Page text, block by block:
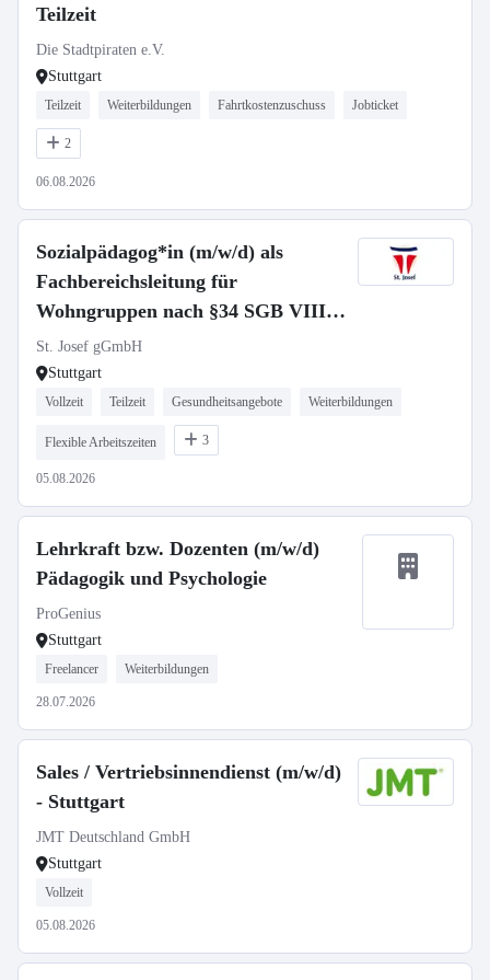
Teilzeit
Die Stadtpiraten e.V.
Stuttgart
Teilzeit Weiterbildungen Fahrtkostenzuschuss Jobticket
2
06.08.2026
Sozialpädagog*in (m/w/d) als
Fachbereichsleitung für
Wohngruppen nach §34 SGB VIII -
Vollzeit / Teilzeit
St. Josef gGmbH
Stuttgart
Vollzeit Teilzeit Gesundheitsangebote Weiterbildungen
Flexible Arbeitszeiten 3
05.08.2026
Lehrkraft bzw. Dozenten (m/w/d)
Pädagogik und Psychologie
ProGenius
Stuttgart
Freelancer Weiterbildungen
28.07.2026
Sales / Vertriebsinnendienst (m/w/d)
- Stuttgart
JMT Deutschland GmbH
Stuttgart
Vollzeit
05.08.2026